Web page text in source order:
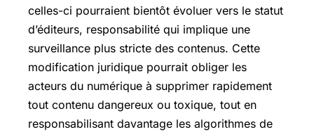
celles-ci pourraient bientôt évoluer vers le statut
d’éditeurs, responsabilité qui implique une
surveillance plus stricte des contenus. Cette
modification juridique pourrait obliger les
acteurs du numérique à supprimer rapidement
tout contenu dangereux ou toxique, tout en
responsabilisant davantage les algorithmes de